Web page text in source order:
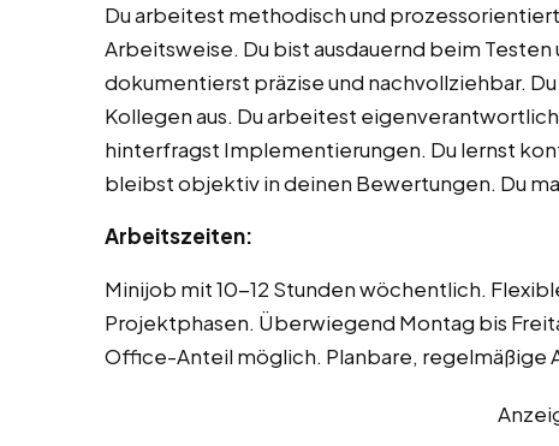
Du arbeitest methodisch und
Arbeitsweise. Du bist ausdauernd beim
dokumentierst präzise und nachvollziehbar.
Kollegen aus. Du arbeitest
hinterfragst Implementierungen. Du lernst
bleibst objektiv in deinen Bewertungen. Du
Arbeitszeiten:
Minijob mit 10-12 Stunden wöchentlich.
Projektphasen. Überwiegend Montag bis
Office-Anteil möglich. Planbare, regelmäßige